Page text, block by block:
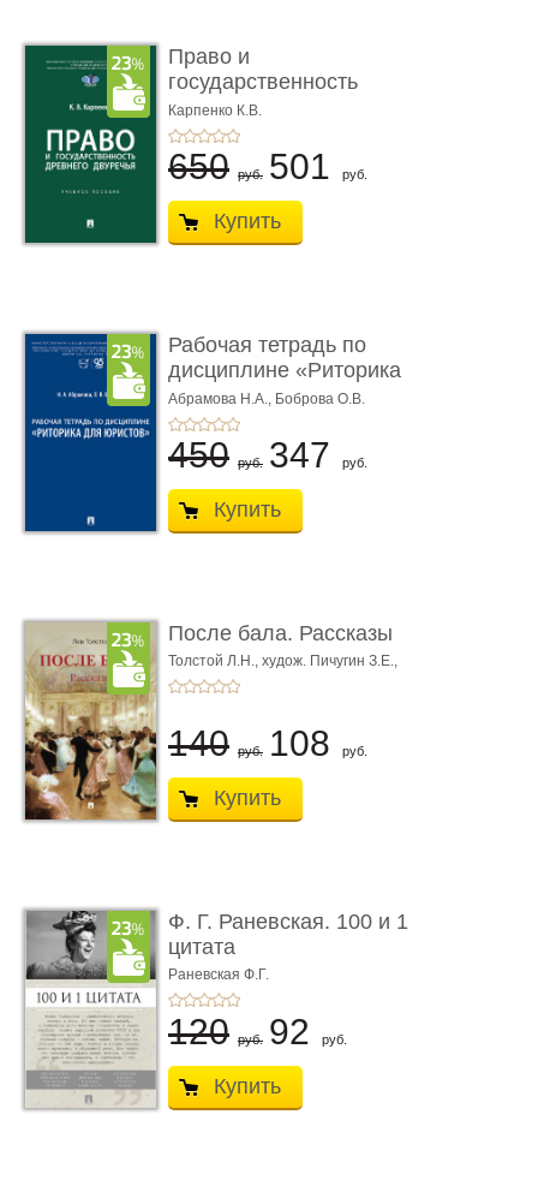
Право и
государственность
Древнего Двуречья. �
...
Карпенко К.В.
650 руб. 501 руб.
Купить
Рабочая тетрадь по
дисциплине «Риторика
для ю� ...
Абрамова Н.А., Боброва О.В.
450 руб. 347 руб.
Купить
После бала. Рассказы
Толстой Л.Н., худож. Пичугин З.Е.,
худож. Лебедев А.И.,
140 руб. 108 руб.
Купить
Ф. Г. Раневская. 100 и 1
цитата
Раневская Ф.Г.
120 руб. 92 руб.
Купить